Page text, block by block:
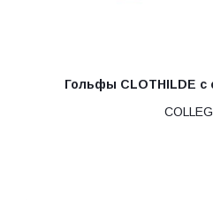
Гольфы CLOTHILDE с